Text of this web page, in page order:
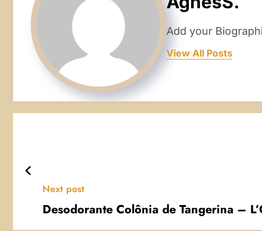
Add your
View All Posts
Next post
Desodorante Colônia de Tangerina –